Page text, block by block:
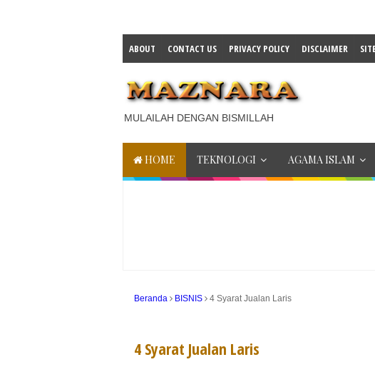
ABOUT CONTACT US PRIVACY POLICY DISCLAIMER
MULAILAH DENGAN BISMILLAH
HOME TEKNOLOGI AGAMA ISLAM
Beranda BISNIS 4 Syarat Jualan Laris
4 Syarat Jualan Laris